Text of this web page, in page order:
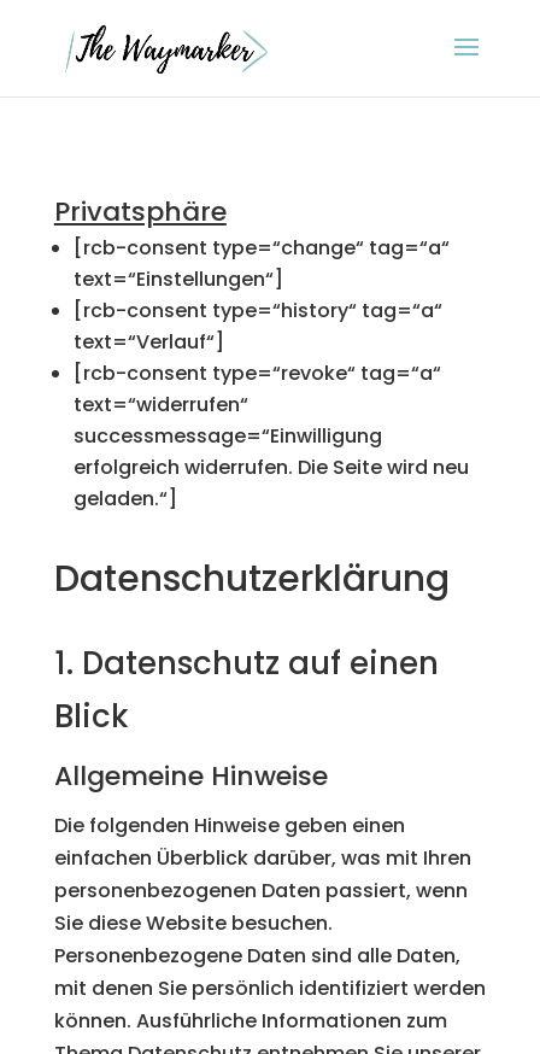
Privatsphäre
[rcb-consent type=“change“ tag=“a“
text=“Einstellungen“]
[rcb-consent type=“history“ tag=“a“
text=“Verlauf“]
[rcb-consent type=“revoke“ tag=“a“
text=“widerrufen“
successmessage=“Einwilligung
erfolgreich widerrufen. Die Seite wird neu
geladen.“]
Datenschutz­erklärung
1. Datenschutz auf einen
Blick
Allgemeine Hinweise
Die folgenden Hinweise geben einen
einfachen Überblick darüber, was mit Ihren
personenbezogenen Daten passiert, wenn
Sie diese Website besuchen.
Personenbezogene Daten sind alle Daten,
mit denen Sie persönlich identifiziert werden
können. Ausführliche Informationen zum